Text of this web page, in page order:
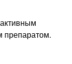
препаратом.